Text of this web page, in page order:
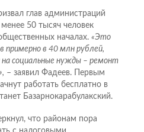
глав администраций
50 тысяч человек
началах. «Это
примерно в 40 млн рублей,
социальные нужды – ремонт
– заявил Фадеев. Первым
работать бесплатно в
Базарнокарабулакский.
что районам пора